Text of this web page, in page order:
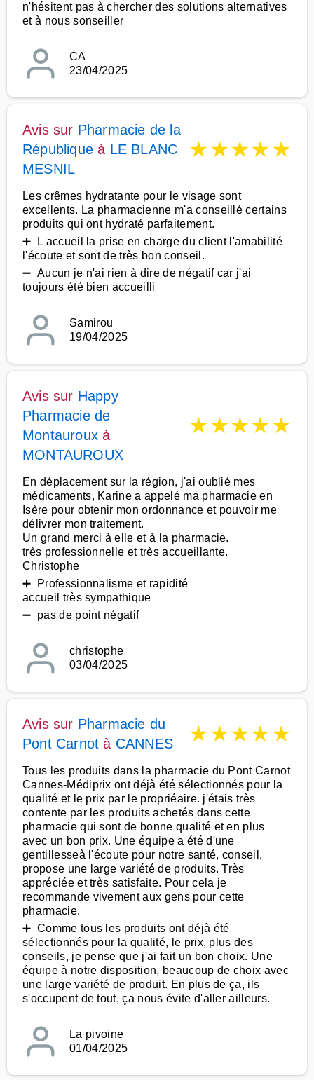
n'hésitent pas à chercher des solutions alternatives
et à nous sonseiller
CA
23/04/2025
Avis sur Pharmacie de la
République à LE BLANC
MESNIL
★★★★★
Les crêmes hydratante pour le visage sont
excellents. La pharmacienne m'a conseillé certains
produits qui ont hydraté parfaitement.
➕ L accueil la prise en charge du client l'amabilité
l'écoute et sont de très bon conseil.
➖ Aucun je n'ai rien à dire de négatif car j'ai
toujours été bien accueilli
Samirou
19/04/2025
Avis sur Happy
Pharmacie de
Montauroux à
MONTAUROUX
★★★★★
En déplacement sur la région, j'ai oublié mes
médicaments, Karine a appelé ma pharmacie en
Isère pour obtenir mon ordonnance et pouvoir me
délivrer mon traitement.
Un grand merci à elle et à la pharmacie.
très professionnelle et très accueillante.
Christophe
➕ Professionnalisme et rapidité
accueil très sympathique
➖ pas de point négatif
christophe
03/04/2025
Avis sur Pharmacie du
Pont Carnot à CANNES ★★★★★
Tous les produits dans la pharmacie du Pont Carnot
Cannes-Médiprix ont déjà été sélectionnés pour la
qualité et le prix par le propriéaire. j'étais très
contente par les produits achetés dans cette
pharmacie qui sont de bonne qualité et en plus
avec un bon prix. Une équipe a été d'une
gentillesseà l'écoute pour notre santé, conseil,
propose une large variété de produits. Très
appréciée et très satisfaite. Pour cela je
recommande vivement aux gens pour cette
pharmacie.
➕ Comme tous les produits ont déjà été
sélectionnés pour la qualité, le prix, plus des
conseils, je pense que j'ai fait un bon choix. Une
équipe à notre disposition, beaucoup de choix avec
une large variété de produit. En plus de ça, ils
s'occupent de tout, ça nous évite d'aller ailleurs.
La pivoine
01/04/2025